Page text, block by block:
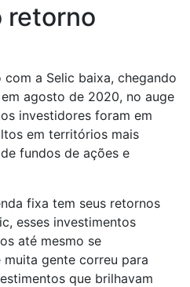
retorno
a Selic baixa, chegando
agosto de 2020, no auge
investidores foram em
em territórios mais
fundos de ações e
fixa tem seus retornos
esses investimentos
até mesmo se
gente correu para
que brilhavam